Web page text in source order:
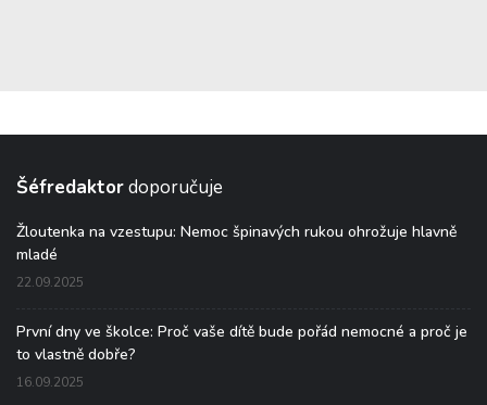
Šéfredaktordoporučuje
Žloutenka na vzestupu: Nemoc špinavých rukou ohrožuje hlavně
mladé
22.09.2025
První dny ve školce: Proč vaše dítě bude pořád nemocné a proč je
to vlastně dobře?
16.09.2025